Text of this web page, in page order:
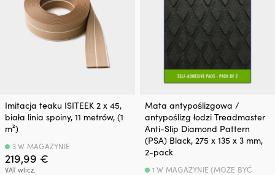
Imitacja teaku ISITEEK 2 x 45,
biała linia spoiny, 11 metrów, (1
m²)
219,99 €
VAT wlicz.
3 W MAGAZYNIE
Mata antypoślizgowa /
antypoślizg łodzi Treadmaster
Anti-Slip Diamond Pattern
(PSA) Black, 275 x 135 x 3 mm,
2-pack
1 W MAGAZYNIE (MOŻE BYĆ